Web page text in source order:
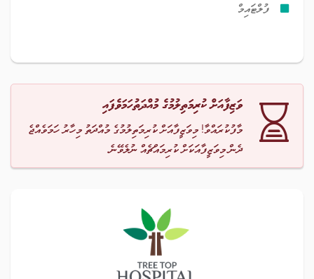
ފުލްޓައިމް
ވަޒިފާއަށް ކުރިމަތިލުމުގެ މުއްދަތުހަމަވެފައި
މާފުކުރައްވާ! މިވަޒީފާއަށް ކުރިމަތިލުމުގެ މުއްދަތު މިހާރު ހަމަވެއްޖެ
ދެން މިވަޒީފާއަކަށް ކުރިމައްޗެއް ނުލެވޭނެ.